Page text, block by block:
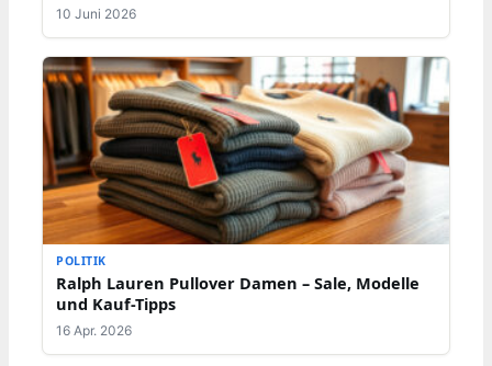
10 Juni 2026
POLITIK
Ralph Lauren Pullover Damen – Sale, Modelle
und Kauf-Tipps
16 Apr. 2026